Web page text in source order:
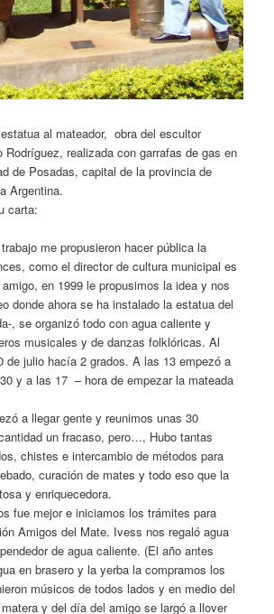
al mateador, obra del escultor
Rodríguez, realizada con garrafas de gas en
de Posadas, capital de la provincia de
Argentina.
carta:
me propusieron hacer pública la
como el director de cultura municipal es
en 1999 le propusimos la idea y nos
donde ahora se ha instalado la estatua del
, se organizó todo con agua caliente y
musicales y de danzas folklóricas. Al
de julio hacía 2 grados. A las 13 empezó a
y a las 17 – hora de empezar la mateada
a llegar gente y reunimos unas 30
un fracaso, pero…, Hubo tantas
chistes e intercambio de métodos para
curación de mates y todo eso que la
y enriquecedora.
fue mejor e iniciamos los trámites para
Amigos del Mate. Ivess nos regaló agua
de agua caliente. (El año antes
en brasero y la yerba la compramos los
músicos de todos lados y en medio del
y del día del amigo se largó a llover